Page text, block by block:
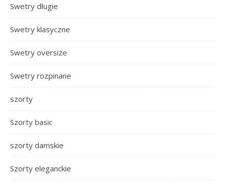
Swetry długie
Swetry klasyczne
Swetry oversize
Swetry rozpinane
szorty
Szorty basic
szorty damskie
Szorty eleganckie